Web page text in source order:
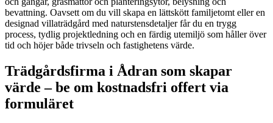
bevattning. Oavsett om du vill skapa en lättskött familjetomt eller en
designad villaträdgård med naturstensdetaljer får du en trygg
process, tydlig projektledning och en färdig utemiljö som håller över
tid och höjer både trivseln och fastighetens värde.
Trädgårdsfirma i Ådran som skapar
värde – be om kostnadsfri offert via
formuläret